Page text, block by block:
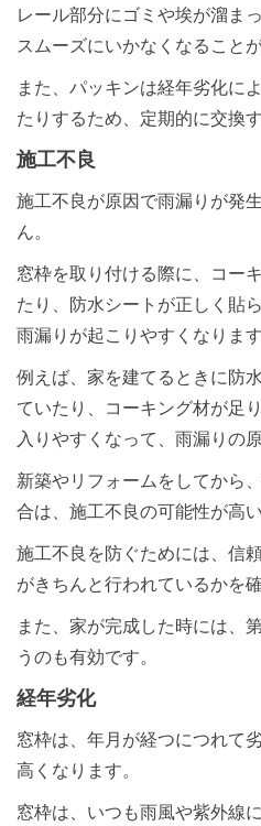
レール部分にゴミや埃が溜ま
スムーズにいかなくなることが
また、パッキンは経年劣化に
たりするため、定期的に交換
施工不良
施工不良が原因で雨漏りが発
ん。
窓枠を取り付ける際に、コー
たり、防水シートが正しく貼
雨漏りが起こりやすくなります
例えば、家を建てるときに防
ていたり、コーキング材が足
入りやすくなって、雨漏りの
新築やリフォームをしてから
合は、施工不良の可能性が高い
施工不良を防ぐためには、信
がきちんと行われているかを
また、家が完成した時には、
うのも有効です。
経年劣化
窓枠は、年月が経つにつれて
高くなります。
窓枠は、いつも雨風や紫外線